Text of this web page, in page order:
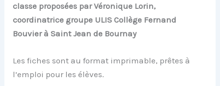
classe proposées par Véronique Lorin,
coordinatrice groupe ULIS Collège Fernand
Bouvier à Saint Jean de Bournay
Les fiches sont au format imprimable, prêtes à
l’emploi pour les élèves.